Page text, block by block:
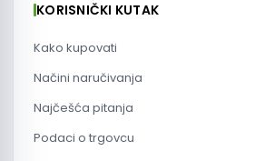
KORISNIČKI KUTAK
Kako kupovati
Načini naručivanja
Najčešća pitanja
Podaci o trgovcu